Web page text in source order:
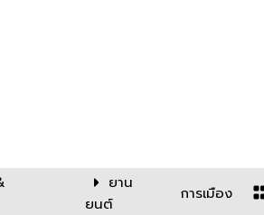
ยาน
ยนต์
การเมือง